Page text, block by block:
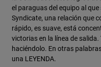
Accesorios
Ver Todo
Bolsas y Mochilas
el paraguas del equipo al
Syndicate, una relación que
rápido, es suave, está
victorias en la línea de
haciéndolo. En otras
una LEYENDA.